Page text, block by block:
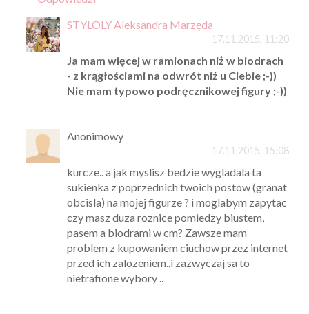
STYLOLY Aleksandra Marzęda
17.11.2015, 11:20
Ja mam więcej w ramionach niż w biodrach
- z krągłościami na odwrót niż u Ciebie ;-))
Nie mam typowo podręcznikowej figury ;-))
Anonimowy
17.11.2015, 15:08
kurcze.. a jak myslisz bedzie wygladala ta
sukienka z poprzednich twoich postow (granat
obcisla) na mojej figurze ? i moglabym zapytac
czy masz duza roznice pomiedzy biustem,
pasem a biodrami w cm? Zawsze mam
problem z kupowaniem ciuchow przez internet
przed ich zalozeniem..i zazwyczaj sa to
nietrafione wybory ..